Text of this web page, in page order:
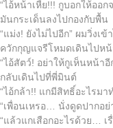
“ไอ้หน้าเหี้ย!!! กูบอกให้ออ
มันกระเด็นลงไปกองกับพื้น
“แม่ง! ยังไม่ไปอีก” ผมวิ่งเ
ควักกุญแจรีโหมดเดินไปห
“ไอ้สัตว์! อย่าให้กูเห็นหน้า
กลับเดินไปที่พี่มินต์
“ไอ้กล้า!! แกมีสิทธิ์อะไรม
“เพื่อนเหรอ… นั่งดูดปากอย่
“แล้วแกเสือกอะไรด้วย…